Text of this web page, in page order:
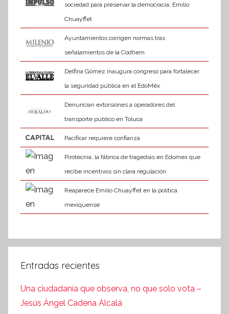
sociedad para preservar la democracia: Emilio
Chuayffet
Ayuntamientos corrigen normas tras
señalamientos de la Codhem
Delfina Gómez inaugura congreso para fortalecer
la seguridad pública en el EdoMéx
Denuncian extorsiones a operadores del
transporte público en Toluca
Pacificar requiere confianza
Pirotecnia, la fábrica de tragedias en Edomex que
recibe incentivos sin clara regulación
Reaparece Emilio Chuayffet en la política
mexiquense
Entradas recientes
Una ciudadanía que observa, no que solo vota –
Jesús Ángel Cadena Alcalá